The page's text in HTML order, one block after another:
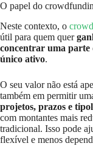
O papel do
Neste contexto, o
útil para quem quer
concentrar uma parte
único ativo.
O seu valor não está
também em permitir
projetos, prazos e
com montantes mais
tradicional. Isso pode
flexível e menos